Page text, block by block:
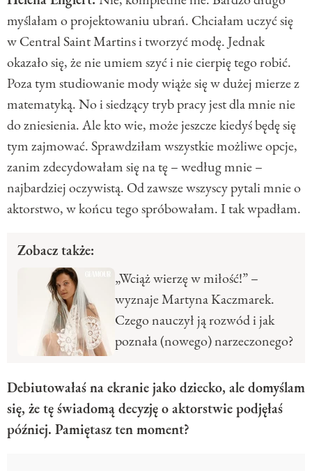
myślałam o projektowaniu ubrań. Chciałam uczyć się
w Central Saint Martins i tworzyć modę. Jednak
okazało się, że nie umiem szyć i nie cierpię tego robić.
Poza tym studiowanie mody wiąże się w dużej mierze z
matematyką. No i siedzący tryb pracy jest dla mnie nie
do zniesienia. Ale kto wie, może jeszcze kiedyś będę się
tym zajmować. Sprawdziłam wszystkie możliwe opcje,
zanim zdecydowałam się na tę – według mnie –
najbardziej oczywistą. Od zawsze wszyscy pytali mnie o
aktorstwo, w końcu tego spróbowałam. I tak wpadłam.
Zobacz także:
„Wciąż wierzę w miłość!” –
wyznaje Martyna Kaczmarek.
Czego nauczył ją rozwód i jak
poznała (nowego) narzeczonego?
Debiutowałaś na ekranie jako dziecko, ale domyślam
się, że tę świadomą decyzję o aktorstwie podjęłaś
później. Pamiętasz ten moment?